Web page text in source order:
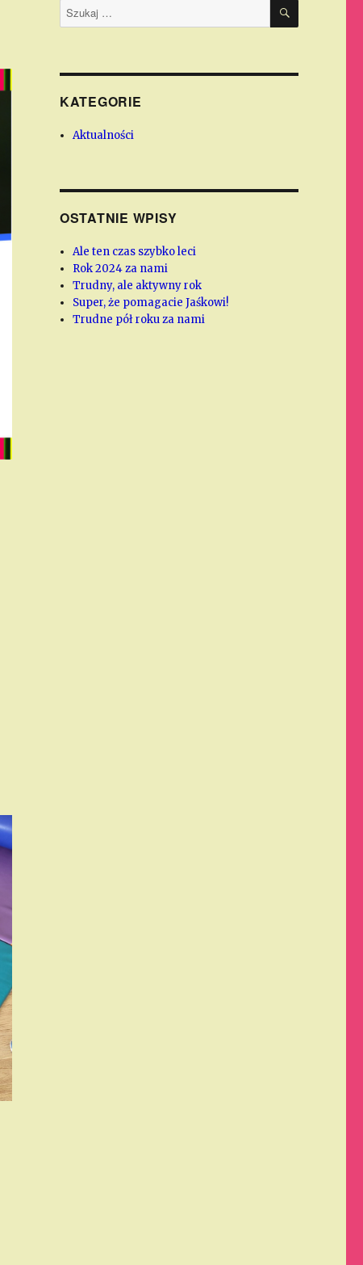
Szukaj: SZUKAJ
KATEGORIE
Aktualności
OSTATNIE WPISY
Ale ten czas szybko leci
Rok 2024 za nami
Trudny, ale aktywny rok
Super, że pomagacie Jaśkowi!
Trudne pół roku za nami